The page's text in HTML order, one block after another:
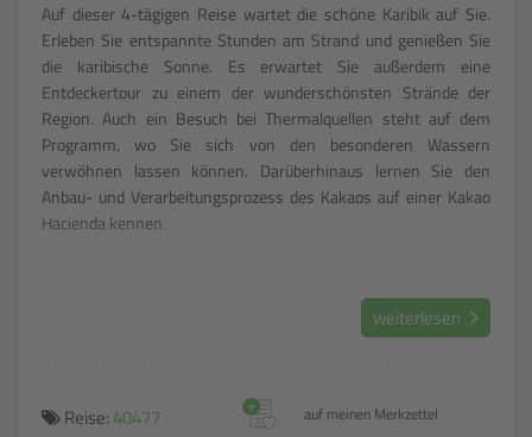
Auf dieser 4-tägigen Reise wartet die schöne Karibik auf Sie.
Erleben Sie entspannte Stunden am Strand und genießen Sie
die karibische Sonne. Es erwartet Sie außerdem eine
Entdeckertour zu einem der wunderschönsten Strände der
Region. Auch ein Besuch bei Thermalquellen steht auf dem
Programm, wo Sie sich von den besonderen Wassern
verwöhnen lassen können. Darüberhinaus lernen Sie den
Anbau- und Verarbeitungsprozess des Kakaos auf einer Kakao
Hacienda kennen.
weiterlesen
Reise: 40477 auf meinen Merkzettel
+